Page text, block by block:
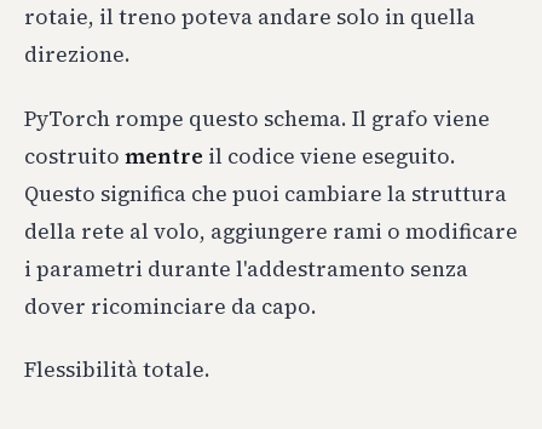
rotaie, il treno poteva andare solo in quella
direzione.
PyTorch rompe questo schema. Il grafo viene
costruito mentre il codice viene eseguito.
Questo significa che puoi cambiare la struttura
della rete al volo, aggiungere rami o modificare
i parametri durante l'addestramento senza
dover ricominciare da capo.
Flessibilità totale.